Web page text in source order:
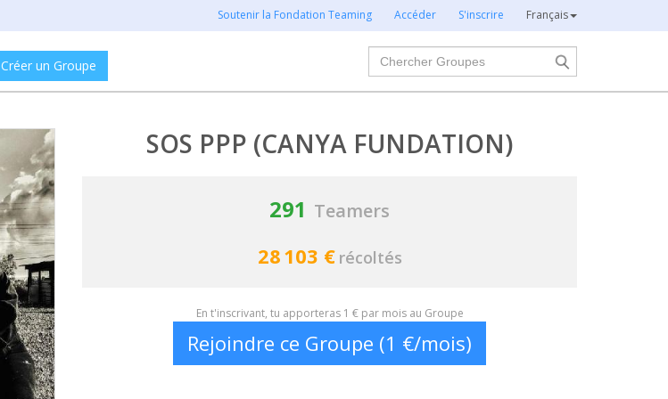
Soutenir la Fondation Teaming Accéder S'inscrire Français
Créer un Groupe
Chercher
SOS PPP (CANYA FUNDATION)
291 Teamers
28 103 € récoltés
En t'inscrivant, tu apporteras 1 € par mois au Groupe
Rejoindre ce Groupe (1 €/mois)